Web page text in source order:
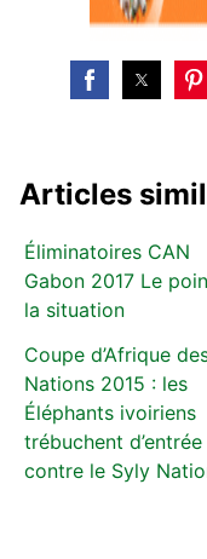
Articles
Éliminatoires CAN
Gabon 2017 Le
la situation
Coupe d’Afrique
Nations 2015 : les
Éléphants ivoiriens
trébuchent d’entrée
contre le Syly